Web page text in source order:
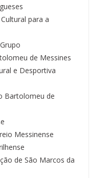
para a
de Messines
e Desportiva
Bartolomeu de
Messinense
de São Marcos da